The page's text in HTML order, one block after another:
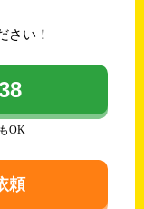
さい！
OK
頼